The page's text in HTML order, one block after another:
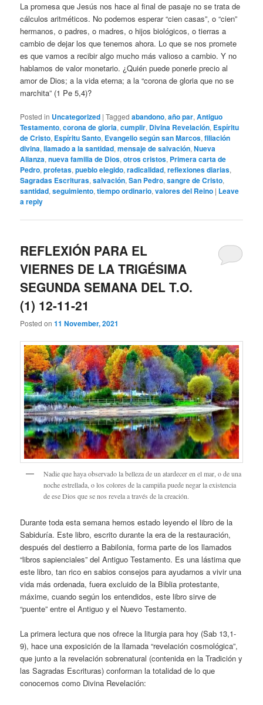
La promesa que Jesús nos hace al final de pasaje no se trata de
cálculos aritméticos. No podemos esperar “cien casas”, o “cien”
hermanos, o padres, o madres, o hijos biológicos, o tierras a
cambio de dejar los que tenemos ahora. Lo que se nos promete
es que vamos a recibir algo mucho más valioso a cambio. Y no
hablamos de valor monetario. ¿Quién puede ponerle precio al
amor de Dios; a la vida eterna; a la “corona de gloria que no se
marchita” (1 Pe 5,4)?
Posted in Uncategorized |Tagged abandono,año par,Antiguo
Testamento,corona de gloria,cumplir, Divina Revelación, Espíritu
de Cristo, Espíritu Santo, Evangelio según san Marcos,filiación
divina,llamado a la santidad,mensaje de salvación,Nueva
Alianza,nueva familia de Dios,otros cristos, Primera carta de
Pedro,profetas,pueblo elegido,radicalidad,reflexiones diarias,
Sagradas Escrituras,salvación,San Pedro,sangre de Cristo,
santidad,seguimiento,tiempo ordinario,valores del Reino | Leave
a reply
REFLEXIÓN PARA EL
VIERNES DE LA TRIGÉSIMA
SEGUNDA SEMANA DEL T.O.
(1) 12-11-21
Posted on11 November, 2021
Nadie que haya observado la belleza de un atardecer en el mar, o de una
noche estrellada, o los colores de la campiña puede negar la existencia
de ese Dios que se nos revela a través de la creación.
Durante toda esta semana hemos estado leyendo el libro de la
Sabiduría. Este libro, escrito durante la era de la restauración,
después del destierro a Babilonia, forma parte de los llamados
“libros sapienciales” del Antiguo Testamento. Es una lástima que
este libro, tan rico en sabios consejos para ayudarnos a vivir una
vida más ordenada, fuera excluido de la Biblia protestante,
máxime, cuando según los entendidos, este libro sirve de
“puente” entre el Antiguo y el Nuevo Testamento.
La primera lectura que nos ofrece la liturgia para hoy (Sab 13,1-
9), hace una exposición de la llamada “revelación cosmológica”,
que junto a la revelación sobrenatural (contenida en la Tradición y
las Sagradas Escrituras) conforman la totalidad de lo que
conocemos como Divina Revelación: